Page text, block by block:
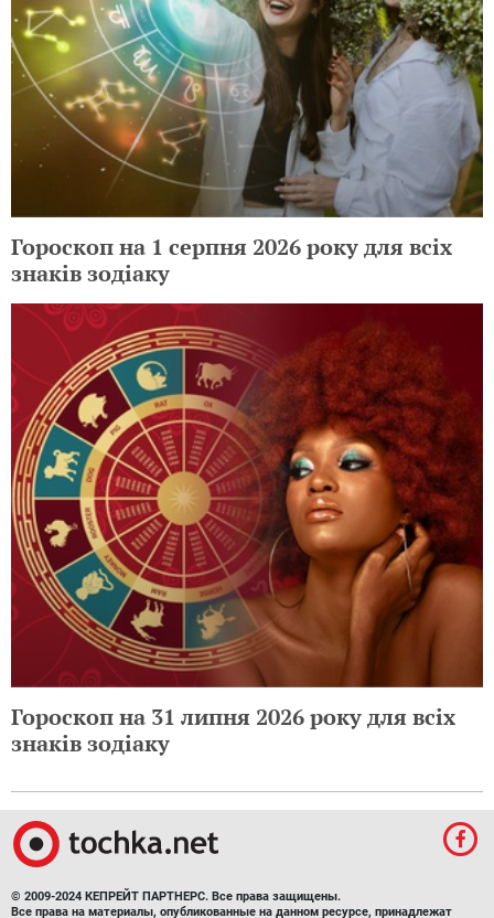
Гороскоп на 1 серпня 2026 року для всіх
знаків зодіаку
Гороскоп на 31 липня 2026 року для всіх
знаків зодіаку
© 2009-2024 КЕПРЕЙТ ПАРТНЕРС. Все права защищены.
Все права на материалы, опубликованные на данном ресурсе, принадлежат